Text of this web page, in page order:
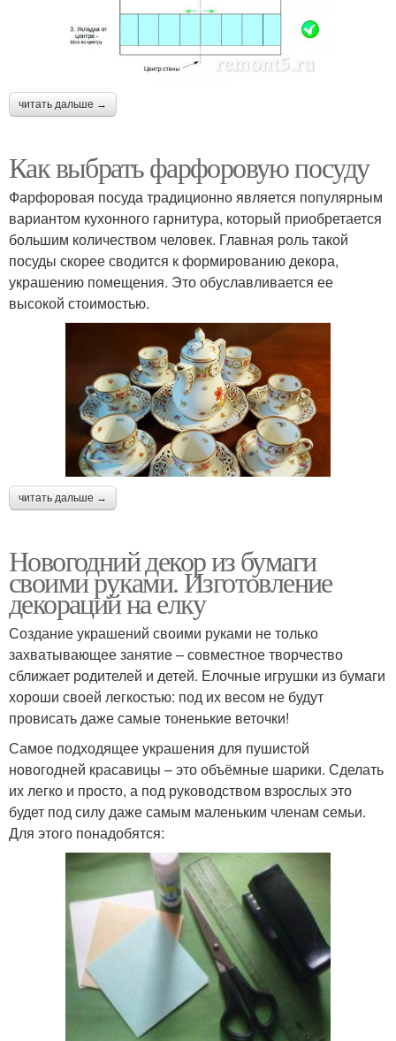
читать дальше →
Как выбрать фарфоровую посуду
Фарфоровая посуда традиционно является популярным
вариантом кухонного гарнитура, который приобретается
большим количеством человек. Главная роль такой
посуды скорее сводится к формированию декора,
украшению помещения. Это обуславливается ее
высокой стоимостью.
читать дальше →
Новогодний декор из бумаги
своими руками. Изготовление
декораций на елку
Создание украшений своими руками не только
захватывающее занятие – совместное творчество
сближает родителей и детей. Елочные игрушки из бумаги
хороши своей легкостью: под их весом не будут
провисать даже самые тоненькие веточки!
Самое подходящее украшения для пушистой
новогодней красавицы – это объёмные шарики. Сделать
их легко и просто, а под руководством взрослых это
будет под силу даже самым маленьким членам семьи.
Для этого понадобятся: